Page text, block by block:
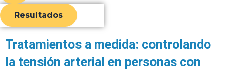
Resultados
Tratamientos a medida: controlando
la tensión arterial en personas con